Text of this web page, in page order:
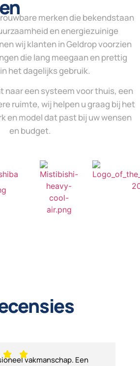
merken die bekendstaan
en energiezuinige
wij klanten in Geldrop voorzien
die lang meegaan en prettig
het dagelijks gebruik.
naar een systeem voor thuis, een
ruimte, wij helpen u graag bij het
en model dat past bij uw wensen
en budget.
vakmanschap. Een